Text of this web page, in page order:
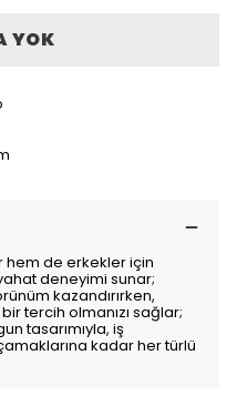
YOK
hem de erkekler için
deneyimi sunar;
kazandırırken,
tercih olmanızı sağlar;
tasarımıyla, iş
kadar her türlü